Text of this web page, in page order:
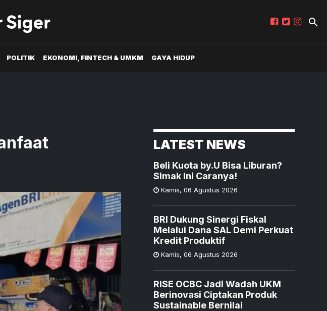
POLITIK EKONOMI, FINTECH & UMKM GAYA HIDUP
LATEST NEWS
Beli Kuota by.U Bisa Liburan?
Simak Ini Caranya!
Kamis, 06 Agustus 2026
BRI Dukung Sinergi Fiskal
Melalui Dana SAL Demi Perkuat
Kredit Produktif
Kamis, 06 Agustus 2026
RISE OCBC Jadi Wadah UKM
Berinovasi Ciptakan Produk
Sustainable Bernilai